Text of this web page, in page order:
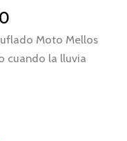
Moto Mellos
cuando la lluvia